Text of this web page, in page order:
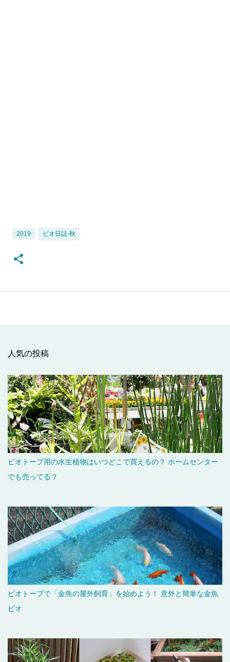
2019 ビオ日誌-秋
人気の投稿
ビオトープ用の水生植物はいつどこで買えるの？ ホームセンター
でも売ってる？
ビオトープで「金魚の屋外飼育」を始めよう！ 意外と簡単な金魚
ビオ